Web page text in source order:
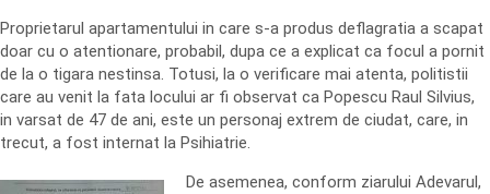
Proprietarul apartamentului in care s-a produs deflagratia a scapat
doar cu o atentionare, probabil, dupa ce a explicat ca focul a pornit
de la o tigara nestinsa. Totusi, la o verificare mai atenta, politistii
care au venit la fata locului ar fi observat ca Popescu Raul Silvius,
in varsat de 47 de ani, este un personaj extrem de ciudat, care, in
trecut, a fost internat la Psihiatrie.
De asemenea, conform ziarului Adevarul,